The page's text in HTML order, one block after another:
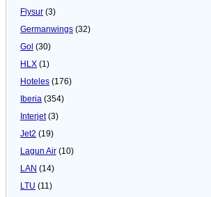
Flysur (3)
Germanwings (32)
Gol (30)
HLX (1)
Hoteles (176)
Iberia (354)
Interjet(3)
Jet2 (19)
Lagun Air (10)
LAN (14)
LTU (11)